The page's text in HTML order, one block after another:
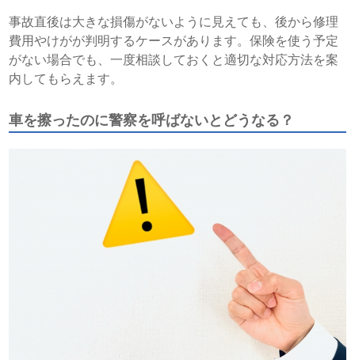
事故直後は大きな損傷がないように見えても、後から修理
費用やけがが判明するケースがあります。保険を使う予定
がない場合でも、一度相談しておくと適切な対応方法を案
内してもらえます。
車を擦ったのに警察を呼ばないとどうなる？